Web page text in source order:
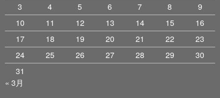
3
4 5 6 7 8
9
10
11 12 13 14 15
16
17
18 19 20 21 22
23
24
25 26 27 28 29
30
31
« 3月